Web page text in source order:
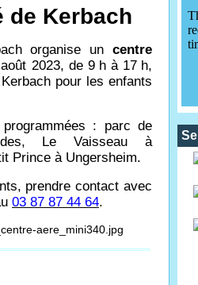
de Kerbach
organise un centre
2023, de 9 h à 17 h,
pour les enfants
: parc de
Le Vaisseau à
Prince à Ungersheim.
prendre contact avec
03 87 87 44 64.